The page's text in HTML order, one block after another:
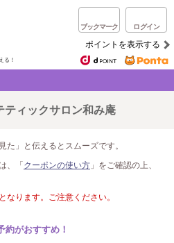
ブックマーク ログイン
ポイントを表示する
る！
ティックサロン和み庵
た」と伝えるとスムーズです。
、「 クーポンの使い方 」をご確認の上、
なります。ご注意ください。
約がおすすめ！